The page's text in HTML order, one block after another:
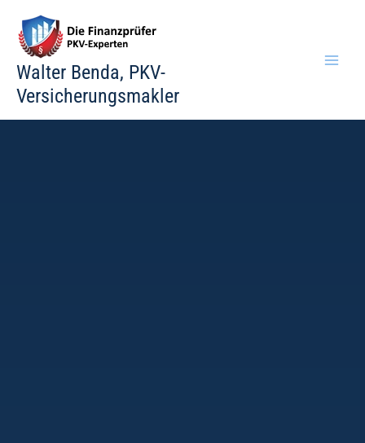
Inhalt
springen
Walter Benda, PKV-
Versicherungsmakler